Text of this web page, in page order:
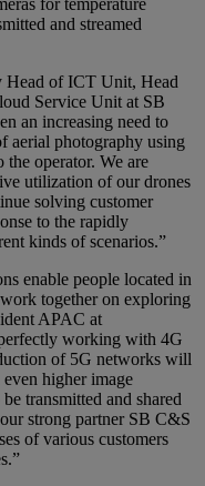
for temperature
and streamed
Head of ICT Unit, Head
Service Unit at SB
an increasing need to
aerial photography using
operator. We are
utilization of our drones
solving customer
to the rapidly
kinds of scenarios.”
enable people located in
together on exploring
APAC at
working with 4G
of 5G networks will
higher image
transmitted and shared
strong partner SB C&S
of various customers